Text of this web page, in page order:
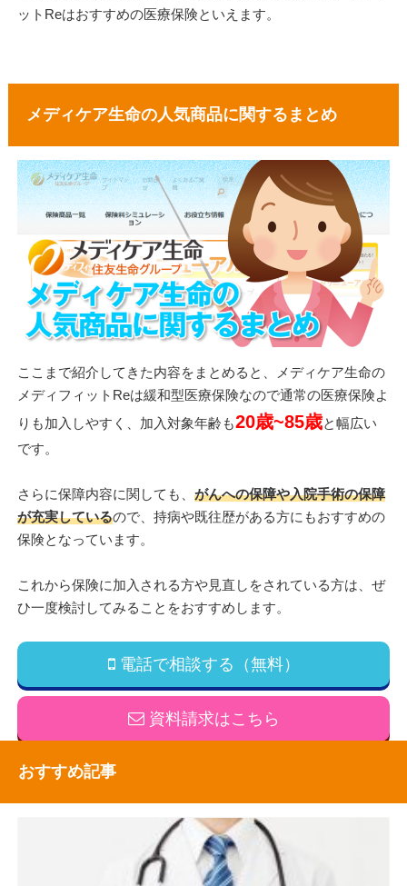
ットReはおすすめの医療保険といえます。
メディケア生命の人気商品に関するまとめ
ここまで紹介してきた内容をまとめると、メディケア生命の
メディフィットReは緩和型医療保険なので通常の医療保険よ
りも加入しやすく、加入対象年齢も20歳~85歳と幅広い
です。
さらに保障内容に関しても、 がんへの保障や入院手術の保障
が充実しているので、持病や既往歴がある方にもおすすめの
保険となっています。
これから保険に加入される方や見直しをされている方は、ぜ
ひ一度検討してみることをおすすめします。
電話で相談する（無料）
資料請求はこちら
おすすめ記事